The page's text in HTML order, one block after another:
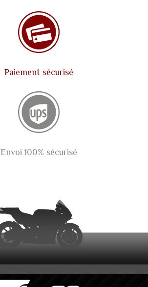
Paiement sécurisé
Envoi 100% sécurisé